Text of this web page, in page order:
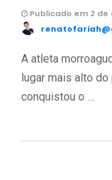
Publicado em 2 de
A atleta
lugar mais alto
conquistou o …